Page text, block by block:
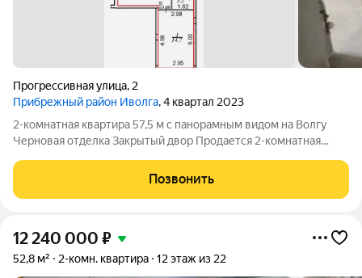
Прогрессивная улица, 2
Прибрежный район Иволга, 4 квартал 2023
2-комнатная квартира 57,5 м с панорамным видом на Волгу
Черновая отделка Закрытый двор Продается 2-комнатная
возможность сделать ремонт полностью по своему вкусу.
Квартира не торцевая,
Позвонить
12 240 000 ₽
52,8 м² 2-комн. квартира 12 этаж из 22